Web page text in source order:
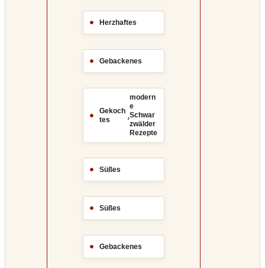
Herzhaftes
Gebackenes
Gekoch
tes
,
modern
e
Schwar
zwälder
Rezepte
Süßes
Süßes
Gebackenes